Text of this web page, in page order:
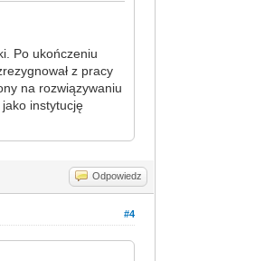
Po ukończeniu
z pracy
na rozwiązywaniu
instytucję
Odpowiedz
#4